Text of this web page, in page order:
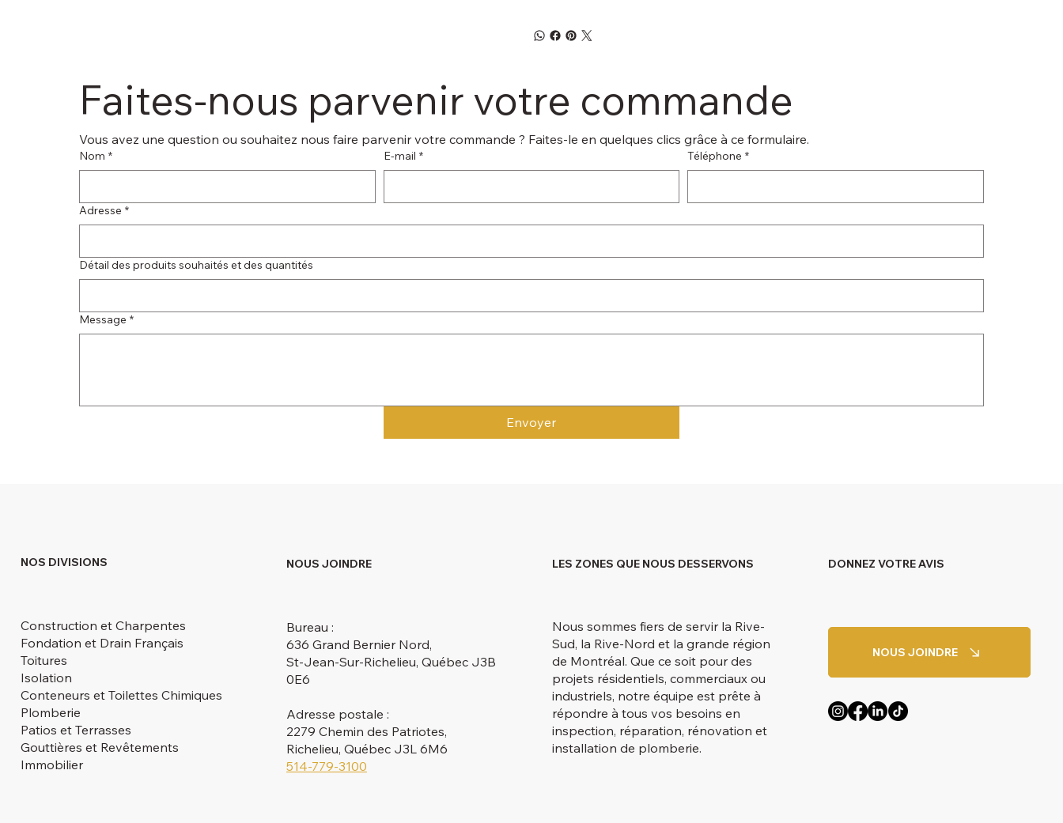
Faites-nous parvenir votre commande
Vous avez une question ou souhaitez nous faire parvenir votre commande ? Faites-le en quelques clics grâce à ce formulaire.
Nom * E‑mail * Téléphone *
Adresse *
Détail des produits souhaités et des quantités
Message *
Envoyer
NOS DIVISIONS
Construction et Charpentes
Fondation et Drain Français
Toitures
Isolation
Conteneurs et Toilettes Chimiques
Plomberie
Patios et Terrasses
Gouttières et Revêtements
Immobilier
NOUS JOINDRE
Bureau :
636 Grand Bernier Nord,
St-Jean-Sur-Richelieu, Québec J3B
0E6
Adresse postale :
2279 Chemin des Patriotes,
Richelieu, Québec J3L 6M6
514-779-3100
LES ZONES QUE NOUS DESSERVONS
Nous sommes fiers de servir la Rive-
Sud, la Rive-Nord et la grande région
de Montréal. Que ce soit pour des
projets résidentiels, commerciaux ou
industriels, notre équipe est prête à
répondre à tous vos besoins en
inspection, réparation, rénovation et
installation de plomberie.
DONNEZ VOTRE AVIS
NOUS JOINDRE